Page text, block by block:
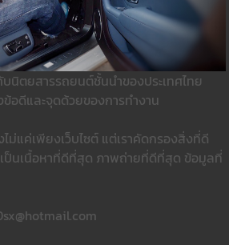
นิตยสารรถยนต์ชั้นนำของประเทศไทย
อดีและจุดด้วยของการทำงาน
ม่แค่เพียงเว็บไซต์ แต่เราคัดกรองสิ่งที่ดี
เป็นเนื้อหาที่ดีที่สุด ภาพถ่ายที่ดีที่สุด ข้อมูลที่